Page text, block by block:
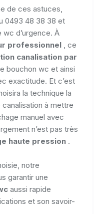
de ces astuces,
0493 48 38 38 et
d’urgence. À
professionnel
, ce
canalisation par
bouchon wc et ainsi
exactitude. Et c’est
la technique la
à mettre
manuel avec
n’est pas très
haute pression .
notre
garantir une
aussi rapide
et son savoir-